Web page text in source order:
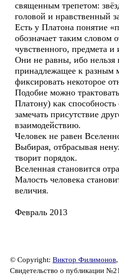
священным трепетом:
головой и нравственный
Есть у Платона понятие
обозначает таким словом
чувственного, предмета и
Они не равны, ибо нельзя
принадлежащее к разным
фиксировать некоторое
Подобие можно
Платону) как
замечать присутствие
взаимодействию.
Человек не равен
Выбирая, отбрасывая
творит порядок.
Вселенная становится
Малость человека
величия.
Февраль 2013
© Copyright: Виктор Филимонов
Свидетельство о публикации